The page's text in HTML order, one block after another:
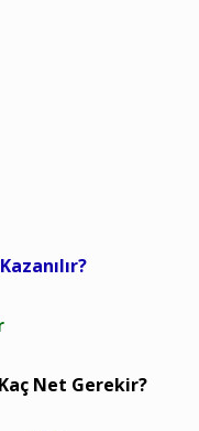
Net Gerekir?